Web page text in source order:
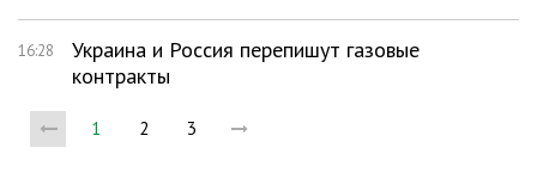
16:28
Украина и Россия перепишут газовые
контракты
1 2 3